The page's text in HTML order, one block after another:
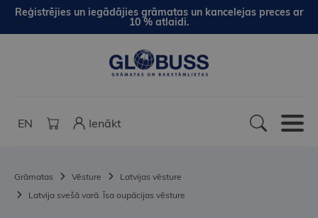
Reģistrējies un iegādājies grāmatas un kancelejas preces ar
10 % atlaidi.
EN Ienākt
Grāmatas Vēsture
Latvijas vēsture
Latvija svešā varā. Īsa oupācijas vēsture